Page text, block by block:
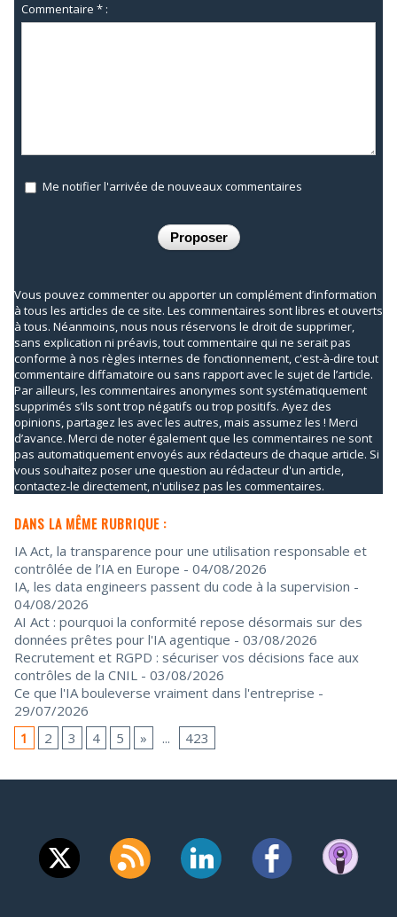
Commentaire * :
Me notifier l'arrivée de nouveaux commentaires
Vous pouvez commenter ou apporter un complément d’information
à tous les articles de ce site. Les commentaires sont libres et ouverts
à tous. Néanmoins, nous nous réservons le droit de supprimer,
sans explication ni préavis, tout commentaire qui ne serait pas
conforme à nos règles internes de fonctionnement, c'est-à-dire tout
commentaire diffamatoire ou sans rapport avec le sujet de l’article.
Par ailleurs, les commentaires anonymes sont systématiquement
supprimés s’ils sont trop négatifs ou trop positifs. Ayez des
opinions, partagez les avec les autres, mais assumez les ! Merci
d’avance. Merci de noter également que les commentaires ne sont
pas automatiquement envoyés aux rédacteurs de chaque article. Si
vous souhaitez poser une question au rédacteur d'un article,
contactez-le directement, n'utilisez pas les commentaires.
DANS LA MÊME RUBRIQUE :
IA Act, la transparence pour une utilisation responsable et
contrôlée de l’IA en Europe - 04/08/2026
IA, les data engineers passent du code à la supervision -
04/08/2026
AI Act : pourquoi la conformité repose désormais sur des
données prêtes pour l'IA agentique - 03/08/2026
Recrutement et RGPD : sécuriser vos décisions face aux
contrôles de la CNIL - 03/08/2026
Ce que l'IA bouleverse vraiment dans l'entreprise -
29/07/2026
1
2 3 4 5 » ... 423